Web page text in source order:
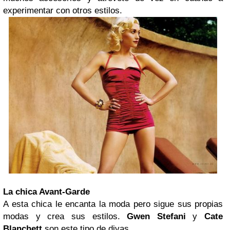
experimentar con otros estilos.
La chica Avant-Garde
A esta chica le encanta la moda pero sigue sus propias
modas y crea sus estilos.Gwen Stefani y Cate